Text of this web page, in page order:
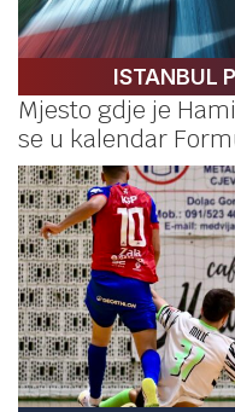
ISTANBUL
Mjesto gdje je
se u kalendar